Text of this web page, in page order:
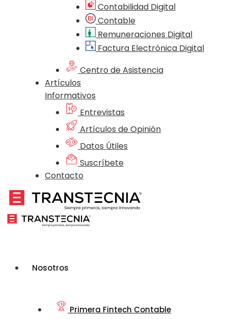
Contabilidad Digital
Contable
Remuneraciones Digital
Factura Electrónica Digital
Centro de Asistencia
Artículos
Informativos
Entrevistas
Artículos de Opinión
Datos Útiles
Suscríbete
Contacto
Nosotros
Primera Fintech Contable